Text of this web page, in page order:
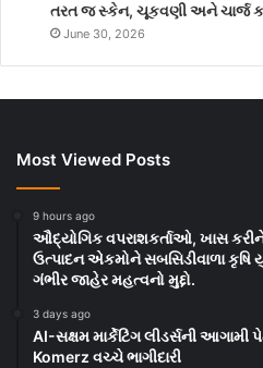
તરત જ સ્કેન, ચૂકવણી અને ચાર્જ
June 30, 2026
Most Viewed Posts
9 hours ago
ઔદ્યોગિક વપરાશકર્તાઓ, ખાસ કરીને
ઉત્પાદન એકમોને સબસિડીવાળા કૃષિ
ગંભીર જાહેર મહત્વનો મુદ્દો.
3 days ago
AI-સક્ષમ માર્કેટિંગ લીડર્સની આગામી
Komerz વચ્ચે ભાગીદારી